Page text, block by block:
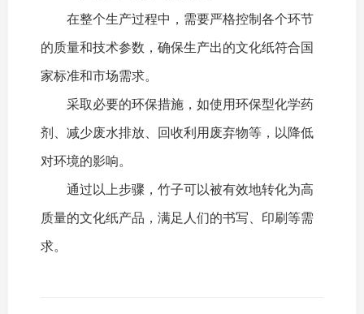
在整个生产过程中，需要严格控制各个环节
的质量和技术参数，确保生产出的文化纸符合国
家标准和市场需求。
采取必要的环保措施，如使用环保型化学药
剂、减少废水排放、回收利用废弃物等，以降低
对环境的影响。
通过以上步骤，竹子可以被有效地转化为高
质量的文化纸产品，满足人们的书写、印刷等需
求。